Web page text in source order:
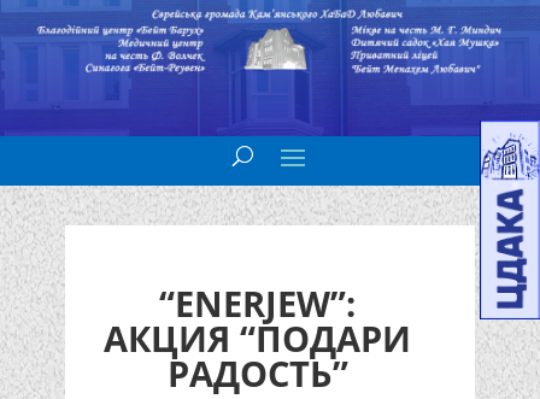
“ENERJEW”:
АКЦИЯ “ПОДАРИ
РАДОСТЬ”